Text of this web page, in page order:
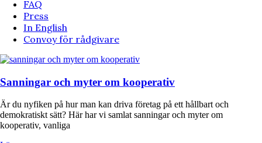
FAQ
Press
In English
Convoy för rådgivare
Sanningar och myter om kooperativ
Är du nyfiken på hur man kan driva företag på ett hållbart och
demokratiskt sätt? Här har vi samlat sanningar och myter om
kooperativ, vanliga